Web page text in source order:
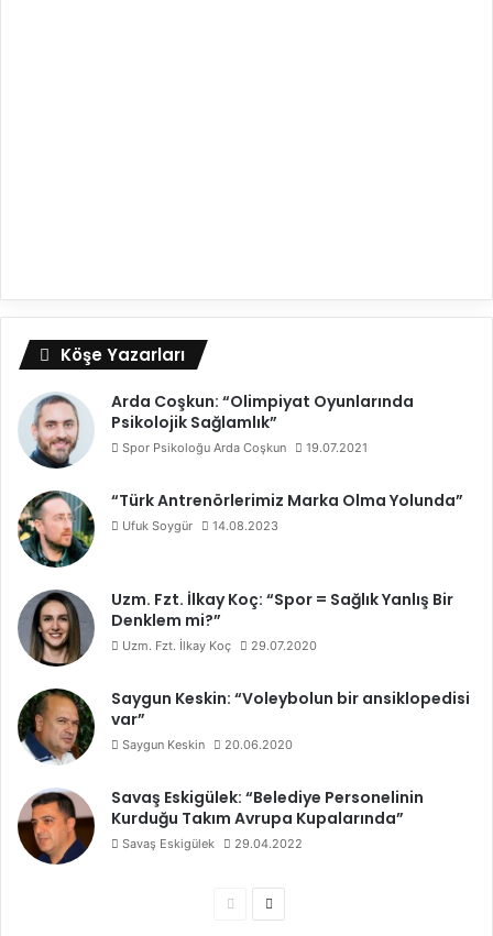
Köşe Yazarları
Arda Coşkun: “Olimpiyat Oyunlarında
Psikolojik Sağlamlık”
Spor Psikoloğu Arda Coşkun 19.07.2021
“Türk Antrenörlerimiz Marka Olma Yolunda”
Ufuk Soygür 14.08.2023
Uzm. Fzt. İlkay Koç: “Spor = Sağlık Yanlış Bir
Denklem mi?”
Uzm. Fzt. İlkay Koç 29.07.2020
Saygun Keskin: “Voleybolun bir ansiklopedisi
var”
Saygun Keskin 20.06.2020
Savaş Eskigülek: “Belediye Personelinin
Kurduğu Takım Avrupa Kupalarında”
Savaş Eskigülek 29.04.2022